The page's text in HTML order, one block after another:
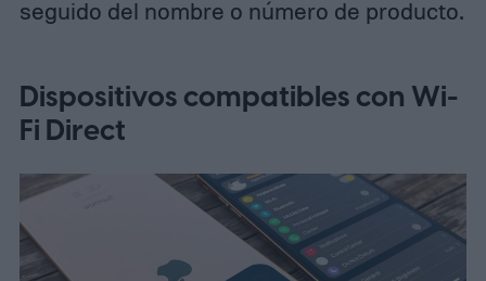
seguido del nombre o número de producto.
Dispositivos compatibles con Wi-
Fi Direct